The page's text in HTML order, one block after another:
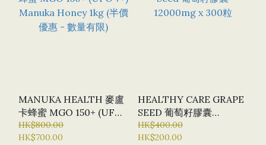
MANUKA HEALTH 麥盧
卡蜂蜜 MGO 150+ (UFO
7+) MANUKA HONEY
1KG (半價優惠 - 數量有
HK$800.00
HK$700.00
HEALTHY CARE GRAPE
SEED 葡萄籽膠囊
12000MG X 300粒
HK$400.00
HK$200.00